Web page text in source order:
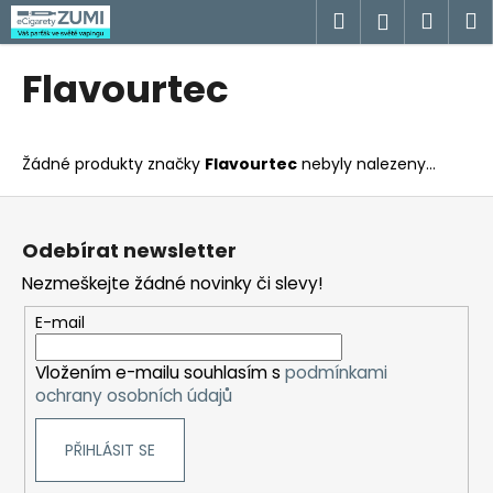
Přejít
na
obsah
Hledat
Flavourtec
Žádné produkty značky Flavourtec nebyly nalezeny...
K
o
o
p
o
t
ř
e
b
e
Z
Odebírat newsletter
Nezmeškejte žádné novinky či slevy!
E-mail
Vložením e-mailu souhlasím s podmínkami
ochrany osobních údajů
PŘIHLÁSIT SE